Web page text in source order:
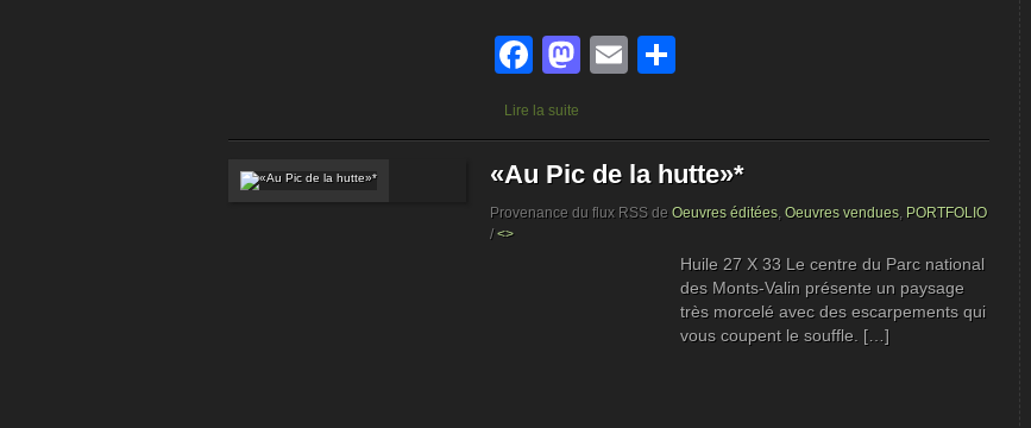
Facebook
Mastodon
Email
Lire la suite
«Au Pic de la hutte»*
Provenance du flux RSS de Oeuvres éditées, Oeuvres vendues, PORTFOLIO
/<>
Huile 27 X 33 Le centre du Parc national
des Monts-Valin présente un paysage
très morcelé avec des escarpements qui
vous coupent le souffle. […]